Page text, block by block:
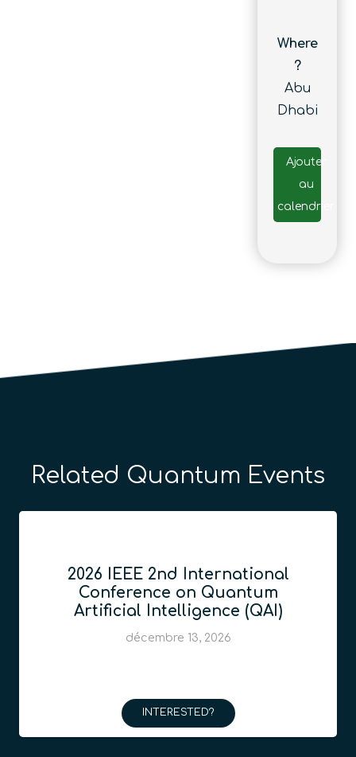
Where
?
Abu
Dhabi
Ajouter
au
calendrier
Related Quantum Events
2026 IEEE 2nd International
Conference on Quantum
Artificial Intelligence (QAI)
décembre 13, 2026
INTERESTED?